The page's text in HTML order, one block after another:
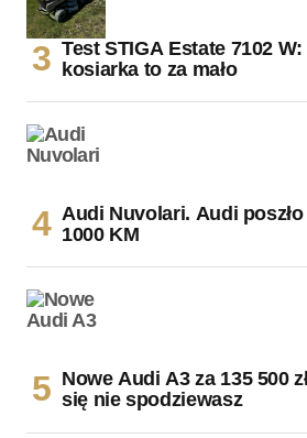
Test STIGA Estate 7102
kosiarka to za mało
Audi Nuvolari. Audi
1000 KM
Nowe Audi A3 za 135 500
się nie spodziewasz